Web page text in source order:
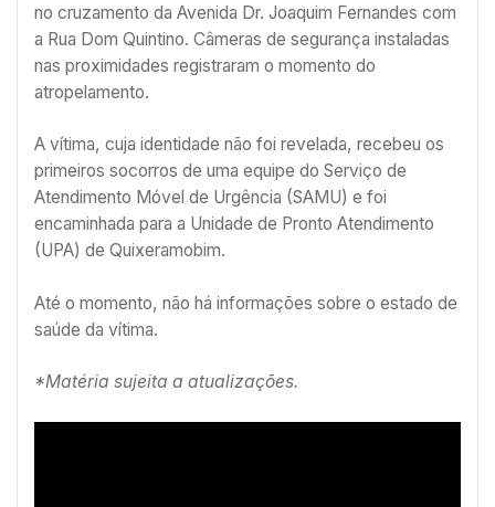
no cruzamento da Avenida Dr. Joaquim Fernandes com
a Rua Dom Quintino. Câmeras de segurança instaladas
nas proximidades registraram o momento do
atropelamento.
A vítima, cuja identidade não foi revelada, recebeu os
primeiros socorros de uma equipe do Serviço de
Atendimento Móvel de Urgência (SAMU) e foi
encaminhada para a Unidade de Pronto Atendimento
(UPA) de Quixeramobim.
Até o momento, não há informações sobre o estado de
saúde da vítima.
*Matéria sujeita a atualizações.